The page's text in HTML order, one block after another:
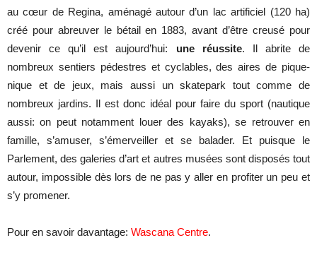
au cœur de Regina, aménagé autour d’un lac artificiel (120 ha)
créé pour abreuver le bétail en 1883, avant d’être creusé pour
devenir ce qu’il est aujourd’hui: une réussite.
Il abrite de
nombreux sentiers pédestres et cyclables, des aires de pique-
nique et de jeux, mais aussi un skatepark tout comme de
nombreux jardins. Il est donc idéal pour faire du sport (nautique
aussi: on peut notamment louer des kayaks), se retrouver en
famille, s’amuser, s’émerveiller et se balader. Et puisque le
Parlement, des galeries d’art et autres musées sont disposés tout
autour, impossible dès lors de ne pas y aller en profiter un peu et
s’y promener.
Pour en savoir davantage: Wascana Centre.